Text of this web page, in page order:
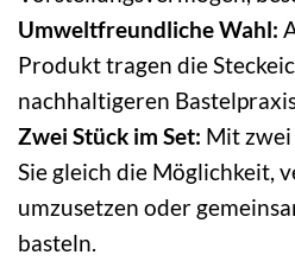
Umweltfreundliche Wahl:
Produkt tragen die
nachhaltigeren
Zwei Stück im Set: Mit zwei
Sie gleich die Möglichkeit,
umzusetzen oder
basteln.